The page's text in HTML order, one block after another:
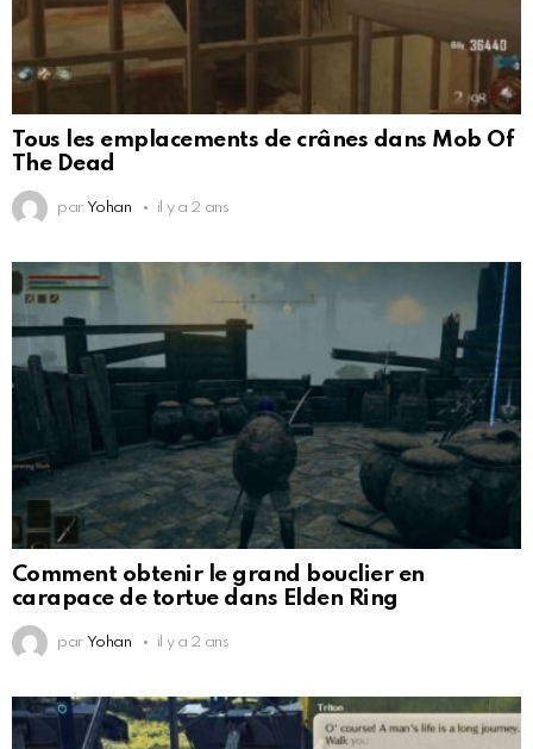
Tous les emplacements de crânes dans Mob Of
The Dead
par Yohan il y a 2 ans
Comment obtenir le grand bouclier en
carapace de tortue dans Elden Ring
par Yohan il y a 2 ans